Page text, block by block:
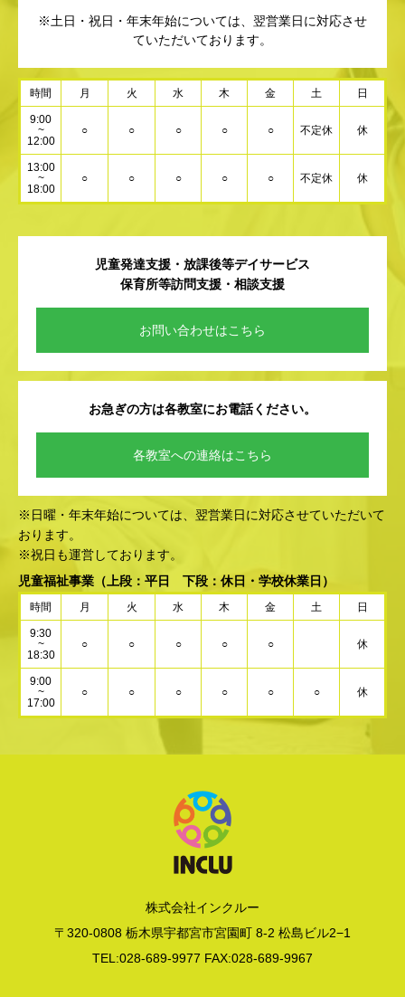
※土日・祝日・年末年始については、翌営業日に対応させ
ていただいております。
時間 月 火 水 木 金 土 日
9:00
~
12:00
○ ○ ○ ○ ○ 不定休 休
13:00
~
18:00
○ ○ ○ ○ ○ 不定休 休
児童発達支援・放課後等デイサービス
保育所等訪問支援・相談支援
お問い合わせはこちら
お急ぎの方は各教室にお電話ください。
各教室への連絡はこちら
※日曜・年末年始については、翌営業日に対応させていただいて
おります。
※祝日も運営しております。
児童福祉事業 （上段：平日 下段：休日・学校休業日）
時間 月 火 水 木 金 土 日
9:30
~
18:30
○ ○ ○ ○ ○ 休
9:00
~
17:00
○ ○ ○ ○ ○ ○ 休
株式会社インクルー
〒320-0808 栃木県宇都宮市宮園町 8-2 松島ビル2−1
TEL:028-689-9977 FAX:028-689-9967